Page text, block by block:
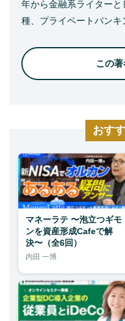
年から金融系ライター
種、プライベートバンキ
この
おす
マネーラテ 〜泡立つギモ
ンを資産形成Cafeで解
決〜（全6回）
内田 一博